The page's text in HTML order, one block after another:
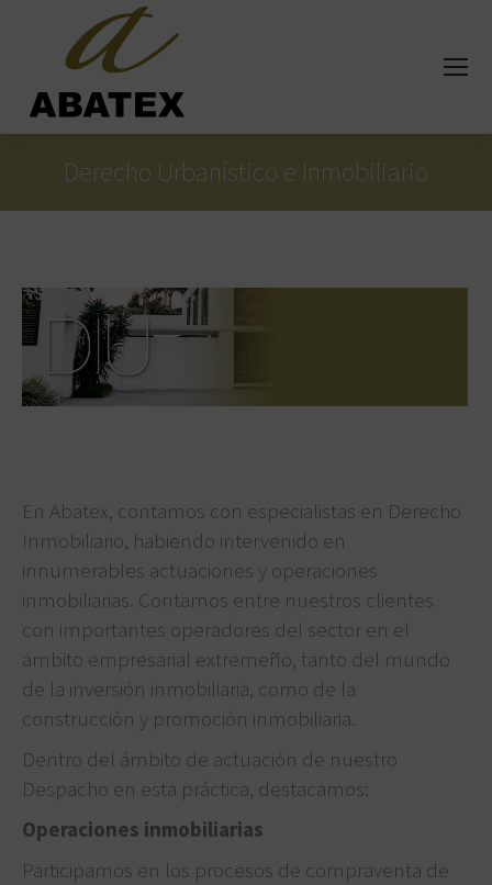
Derecho Urbanístico e Inmobiliario
Estás aquí:
En Abatex, contamos con especialistas en Derecho
Inmobiliario, habiendo intervenido en
innumerables actuaciones y operaciones
inmobiliarias. Contamos entre nuestros clientes
con importantes operadores del sector en el
ámbito empresarial extremeño, tanto del mundo
de la inversión inmobiliaria, como de la
construcción y promoción inmobiliaria.
Dentro del ámbito de actuación de nuestro
Despacho en esta práctica, destacamos:
Operaciones inmobiliarias
Participamos en los procesos de compraventa de